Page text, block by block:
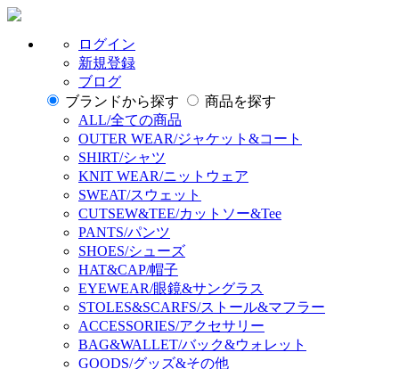
ログイン
新規登録
ブログ
ブランドから探す
商品を探す
ALL/全ての商品
OUTER WEAR/ジャケット&コート
SHIRT/シャツ
KNIT WEAR/ニットウェア
SWEAT/スウェット
CUTSEW&TEE/カットソー&Tee
PANTS/パンツ
SHOES/シューズ
HAT&CAP/帽子
EYEWEAR/眼鏡&サングラス
STOLES&SCARFS/ストール&マフラー
ACCESSORIES/アクセサリー
BAG&WALLET/バック&ウォレット
GOODS/グッズ&その他